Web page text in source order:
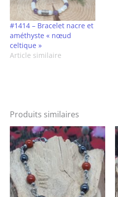
#1414 – Bracelet nacre et
améthyste « nœud
celtique »
Article similaire
Produits similaires